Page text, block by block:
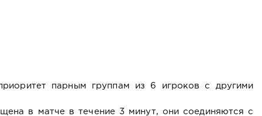
парным группам из 6 игроков с другими
в матче в течение 3 минут, они соединяются с